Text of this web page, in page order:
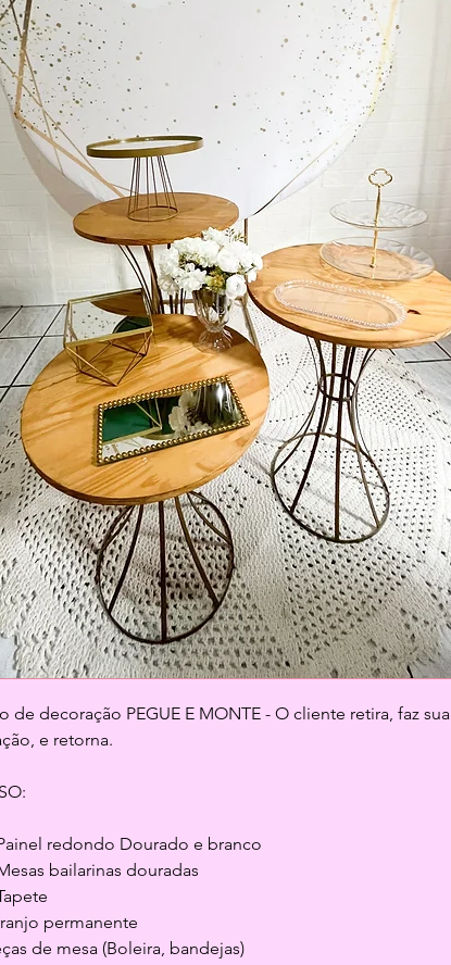
de decoração PEGUE E MONTE - O cliente retira, faz sua
e retorna.
redondo Dourado e branco
bailarinas douradas
permanente
de mesa (Boleira, bandejas)